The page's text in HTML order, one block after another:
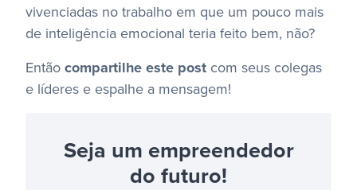
vivenciadas no trabalho em que um pouco mais
de inteligência emocional teria feito bem, não?
Então compartilhe este post com seus colegas
e líderes e espalhe a mensagem!
Seja um empreendedor
do futuro!